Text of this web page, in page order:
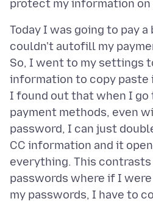
Today I was going to pay
couldn't autofill my
So, I went to my settings
information to copy paste
I found out that when I go
payment methods, even
password, I can just
CC information and it
everything. This
passwords where if I
my passwords, I have to